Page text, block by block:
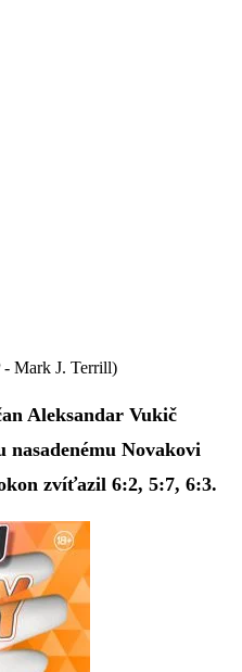
Mark J. Terrill)
Aleksandar Vukič
nasadenému Novakovi
zvíťazil 6:2, 5:7, 6:3.